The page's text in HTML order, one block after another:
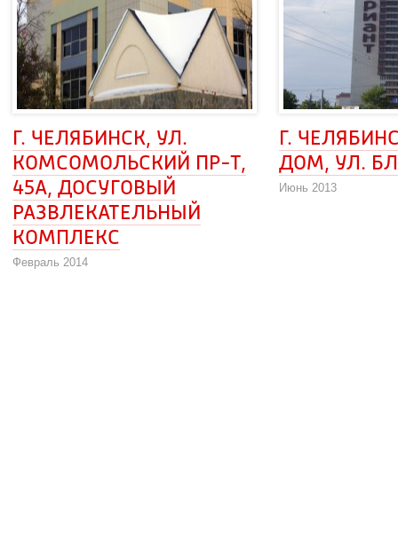
Г. ЧЕЛЯБИНСК, УЛ.
КОМСОМОЛЬСКИЙ ПР-Т,
45А, ДОСУГОВЫЙ
РАЗВЛЕКАТЕЛЬНЫЙ
КОМПЛЕКС
Февраль 2014
Г.
ДОМ, УЛ.
Июнь 2013